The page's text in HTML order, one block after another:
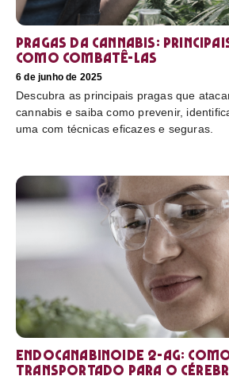
Pragas da cannabis:
como combatê-las
6 de junho de 2025
Descubra as principais pragas que
cannabis e saiba como prevenir,
uma com técnicas eficazes e seguras.
Endocanabinoide 2-AG:
transportado para o